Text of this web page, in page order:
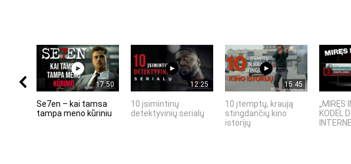
17:50
Se7en – kai tamsa
tampa meno kūriniu
12:25
10 įsimintinų
detektyvinių serialų
15:45
10 įtemptų, kraują
stingdančių kino
istorijų
„MIRĘS
KODĖL